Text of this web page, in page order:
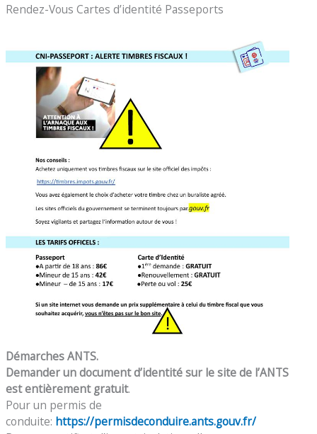
Rendez-Vous Cartes d’identité Passeports
Démarches ANTS.
Demander un document d’identité sur le site de l’ANTS
est entièrement gratuit.
Pour un permis de
conduite: https://permisdeconduire.ants.gouv.fr/